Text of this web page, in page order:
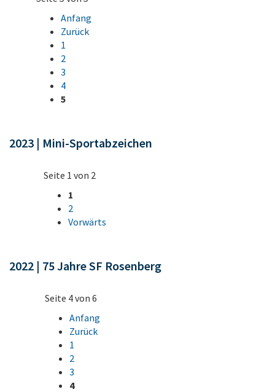
Anfang
Zurück
1
2
3
4
5
2023 | Mini-Sportabzeichen
Seite 1 von 2
1
2
Vorwärts
2022 | 75 Jahre SF Rosenberg
Seite 4 von 6
Anfang
Zurück
1
2
3
4